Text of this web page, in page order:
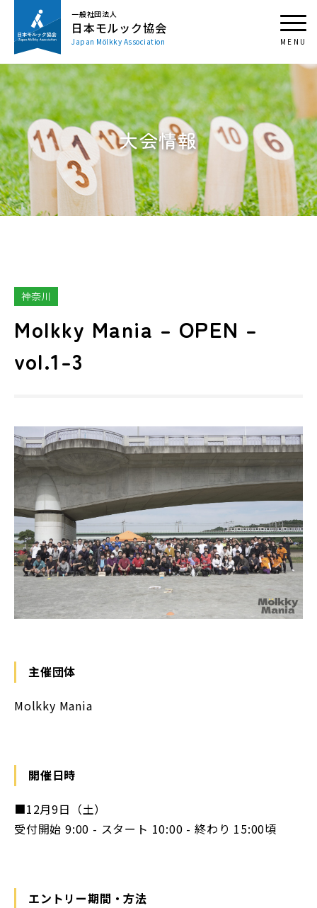
一般社団法人
日本モルック協会
Japan Mölkky Association
大会情報
神奈川
Molkky Mania – OPEN –
vol.1-3
主催団体
Molkky Mania
開催日時
■12月9日（土）
受付開始 9:00 - スタート 10:00 - 終わり 15:00頃
エントリー期間・方法